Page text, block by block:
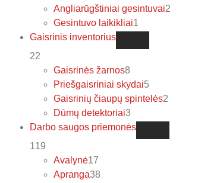
Angliarūgštiniai gesintuvai2
Gesintuvo laikikliai1
Gaisrinis inventorius
22
Gaisrinės žarnos8
Priešgaisriniai skydai5
Gaisrinių čiaupų spintelės2
Dūmų detektoriai3
Darbo saugos priemonės
119
Avalynė17
Apranga38